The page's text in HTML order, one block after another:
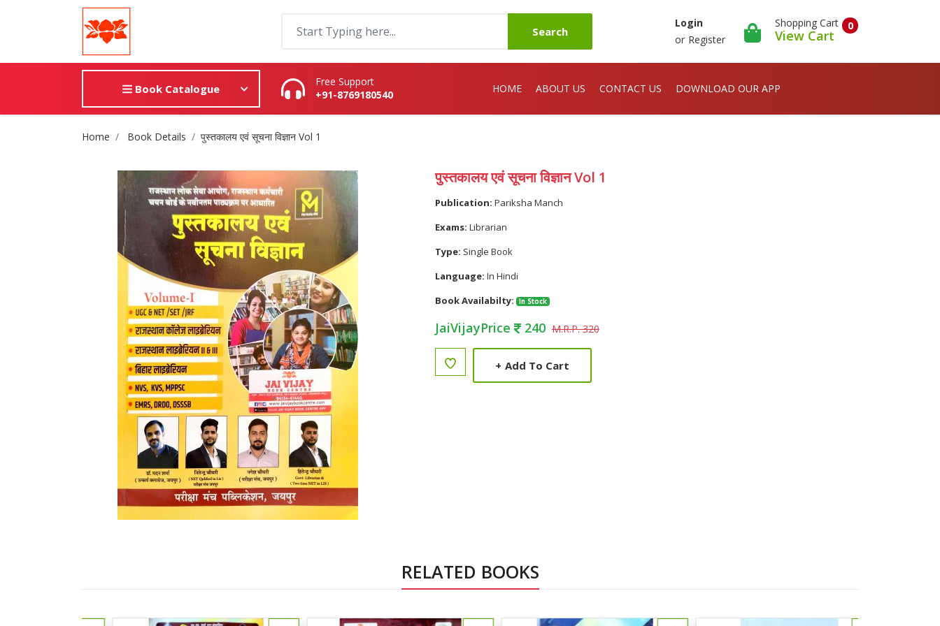
Search
Login
or Register
0
Shopping Cart
View Cart
Book Catalogue
Free Support
+91-8769180540
HOME ABOUT US CONTACT US DOWNLOAD OUR APP
Site Breadcrumb
Home Book Details पुस्तकालय एवं सूचना विज्ञान Vol 1
पुस्तकालय एवं सूचना विज्ञान Vol 1
Publication: Pariksha Manch
Exams: Librarian
Type: Single Book
Language: In Hindi
Book Availabilty:
In Stock
JaiVijayPrice 240 M.R.P. 320
+ Add To Cart
RELATED BOOKS